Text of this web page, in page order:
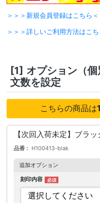
＞＞＞新規会員登録はこちら＜
＞＞＞詳しいご利用方法はこち
[1] オプション（
文数を設定
こちらの商品は
【次回入荷未定】ブラッ
品番 H100413-blak
追加オプション
刻印内容